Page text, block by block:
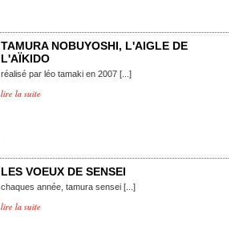
TAMURA NOBUYOSHI, L'AIGLE DE
L'AÏKIDO
réalisé par léo tamaki en 2007 [...]
lire la suite
LES VOEUX DE SENSEI
chaques année, tamura sensei [...]
lire la suite